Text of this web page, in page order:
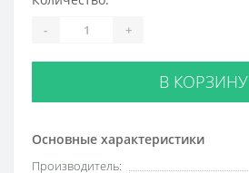
Основные характеристики
Производитель:
- +
В КОРЗИНУ